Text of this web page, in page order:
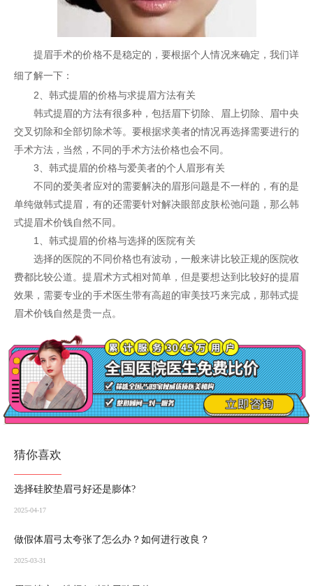
提眉手术的价格不是稳定的，要根据个人情况来确定，我们详
细了解一下：
2、韩式提眉的价格与求提眉方法有关
韩式提眉的方法有很多种，包括眉下切除、眉上切除、眉中央
交叉切除和全部切除术等。要根据求美者的情况再选择需要进行的
手术方法，当然，不同的手术方法价格也会不同。
3、韩式提眉的价格与爱美者的个人眉形有关
不同的爱美者应对的需要解决的眉形问题是不一样的，有的是
单纯做韩式提眉，有的还需要针对解决眼部皮肤松弛问题，那么韩
式提眉术价钱自然不同。
1、韩式提眉的价格与选择的医院有关
选择的医院的不同价格也有波动，一般来讲比较正规的医院收
费都比较公道。提眉术方式相对简单，但是要想达到比较好的提眉
效果，需要专业的手术医生带有高超的审美技巧来完成，那韩式提
眉术价钱自然是贵一点。
猜你喜欢
选择硅胶垫眉弓好还是膨体?
2025-04-17
做假体眉弓太夸张了怎么办？如何进行改良？
2025-03-31